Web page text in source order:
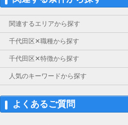
関連するエリアから探す
千代田区✕職種から探す
千代田区✕特徴から探す
人気のキーワードから探す
よくあるご質問